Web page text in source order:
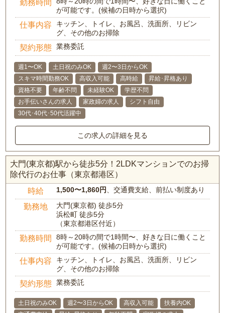
勤務時間
が可能です。(候補の日時から選択)
仕事内容
キッチン、トイレ、お風呂、洗面所、リビン
グ、その他のお掃除
契約形態 業務委託
週1〜OK 土日祝のみOK
週2〜3日からOK
スキマ時間勤務OK
高収入可能 高時給
昇給･昇格あり
資格不要
年齢不問 未経験OK
学歴不問
お手伝いさんの求人
家政婦の求人
シフト自由
30代･40代･50代活躍中
この求人の詳細を見る
大門(東京都)駅から徒歩5分！2LDKマンションでのお掃
除代行のお仕事（東京都港区）
時給 1,500〜1,860円 、交通費支給、前払い制度あり
勤務地
大門(東京都) 徒歩5分
浜松町 徒歩5分
（東京都港区付近）
勤務時間
8時～20時の間で1時間〜、好きな日に働くこと
が可能です。(候補の日時から選択)
仕事内容
キッチン、トイレ、お風呂、洗面所、リビン
グ、その他のお掃除
契約形態 業務委託
土日祝のみOK 週2〜3日からOK 高収入可能
扶養内OK